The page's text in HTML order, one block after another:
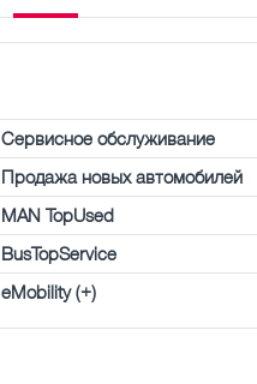
Сервисное обслуживание
Продажа новых автомобилей
MAN TopUsed
BusTopService
eMobility (+)